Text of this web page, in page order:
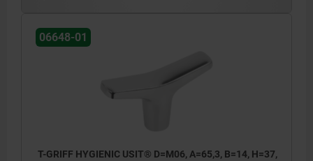
06648-01
T-GRIFF HYGIENIC USIT® D=M06, A=65,3, B=14, H=37,